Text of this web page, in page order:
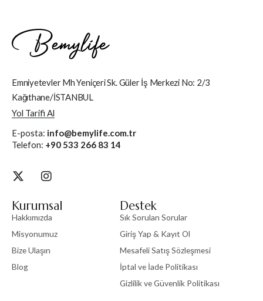
Emniyetevler Mh Yeniçeri Sk. Güler İş Merkezi No: 2/3
Kağıthane/İSTANBUL
Yol Tarifi Al
E-posta: info@bemylife.com.tr
Telefon: +90 533 266 83 14
Kurumsal
Hakkımızda
Misyonumuz
Bize Ulaşın
Blog
Destek
Sık Sorulan Sorular
Giriş Yap & Kayıt Ol
Mesafeli Satış Sözleşmesi
İptal ve İade Politikası
Gizlilik ve Güvenlik Politikası